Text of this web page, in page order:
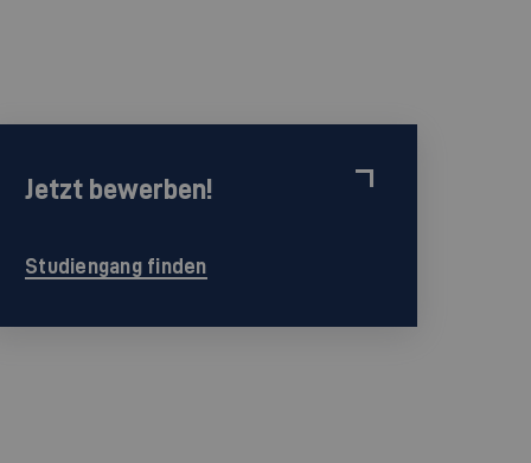
Jetzt bewerben!
Studiengang finden